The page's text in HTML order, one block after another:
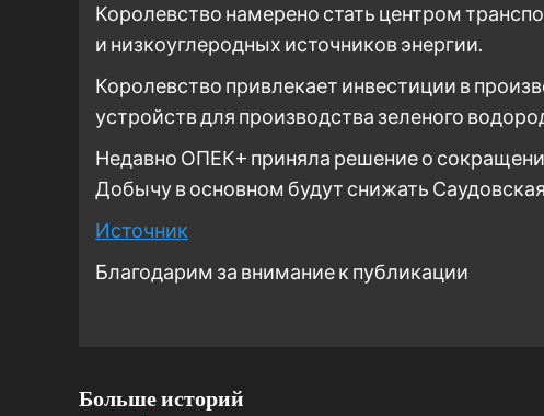
Королевство намерено стать центром
и низкоуглеродных источников энергии.
Королевство привлекает инвестиции в
устройств для производства зеленого
Недавно ОПЕК+ приняла решение о
Добычу в основном будут снижать
Источник
Благодарим за внимание к публикации
Больше историй